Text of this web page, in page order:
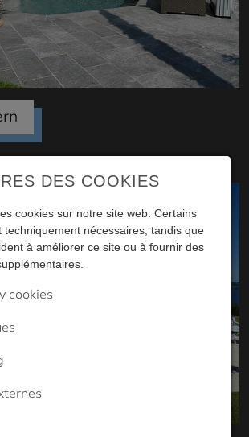
DES COOKIES
cookies sur notre site web. Certains
techniquement nécessaires, tandis que
à améliorer ce site ou à fournir des
cookies